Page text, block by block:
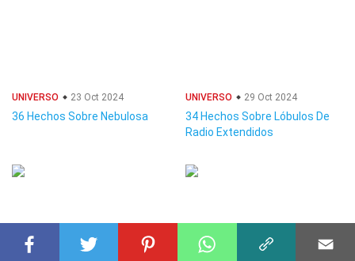
UNIVERSO 23 Oct 2024
36 Hechos Sobre Nebulosa
UNIVERSO 29 Oct 2024
34 Hechos Sobre Lóbulos De
Radio Extendidos